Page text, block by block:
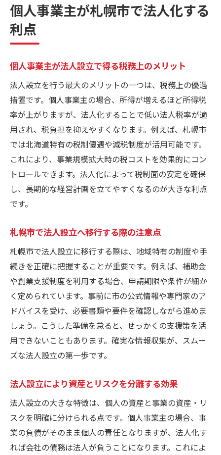
個人事業主が札幌市で法人化する
利点
個人事業主が法人設立で得る税務上のメリット
法人設立を行う最大のメリットの一つは、税務上の優遇
措置です。個人事業主の場合、所得が増えるほど所得税
率が上がりますが、法人化することで低い法人税率が適
用され、税負担を抑えやすくなります。例えば、札幌市
では北海道特有の税制優遇や減税制度が活用可能です。
これにより、事業規模拡大時の税コストを効果的にコン
トロールできます。法人化によって税制面の安定を確保
し、長期的な経営計画を立てやすくなるのが大きな利点
です。
札幌市で法人設立へ移行する際の注意点
札幌市で法人設立に移行する際は、地域特有の制度や手
続きを正確に把握することが重要です。例えば、補助金
や創業支援制度を利用する場合、申請期限や条件が細か
く定められています。事前に市の公式情報や専門家のア
ドバイスを受け、必要書類や要件を確認しながら進めま
しょう。こうした準備を怠ると、せっかくの支援策を活
用できないこともあります。確実な情報収集が、スムー
ズな法人設立の第一歩です。
法人設立により資産とリスクを分離する効果
法人設立の大きな特徴は、個人の資産と事業の資産・リ
スクを明確に分けられる点です。個人事業主の場合、事
業の負債がそのまま個人の責任となりますが、法人化す
れば会社の債務は法人が負うことになります。これによ